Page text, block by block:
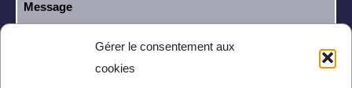
Gérer le consentement aux
cookies